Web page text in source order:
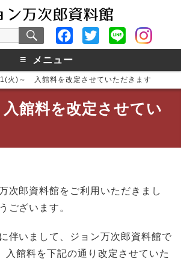
検
索
Facebook
Twitter Line
≡ メニュー
火)～ 入館料を改定させていただきます
館料を改定させてい
次郎資料館をご利用いただきまし
ございます。
伴いまして、ジョン万次郎資料館で
入館料を下記の通り改定させていた